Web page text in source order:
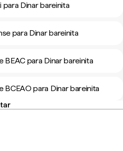
para Dinar bareinita
para Dinar bareinita
BEAC para Dinar bareinita
BCEAO para Dinar bareinita